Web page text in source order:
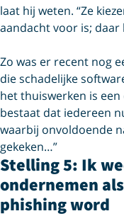
laat hij weten. “Ze
aandacht voor is; daar
Zo was er recent nog
die schadelijke
het thuiswerken is een
bestaat dat iedereen
waarbij onvoldoende
gekeken…”
Stelling 5: Ik
ondernemen
phishing word